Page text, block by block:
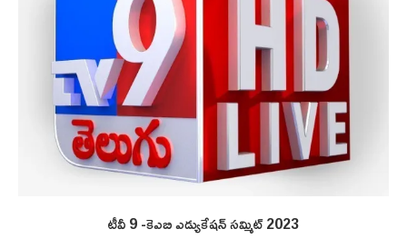
టీవీ 9 -కెఎబి ఎడ్యుకేషన్ సమ్మిట్ 2023